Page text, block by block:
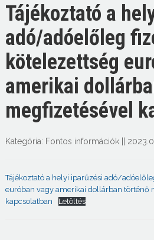
Tájékoztató a
adó/adóelőleg
kötelezettség
amerikai
megfizetésével
Kategória: Fontos információk||
Tájékoztató a helyi iparűzési adó/
euróban vagy amerikai dollárban történő
kapcsolatban
Letöltés